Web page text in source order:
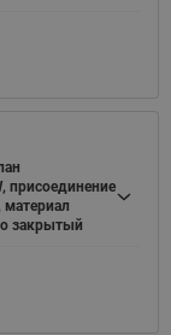
присоединение
материал
закрытый